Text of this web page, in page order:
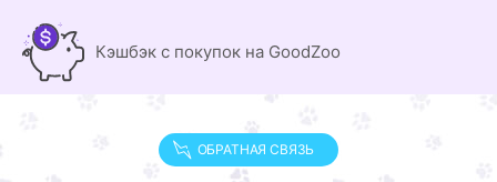
Кэшбэк с покупок на GoodZoo
ОБРАТНАЯ СВЯЗЬ